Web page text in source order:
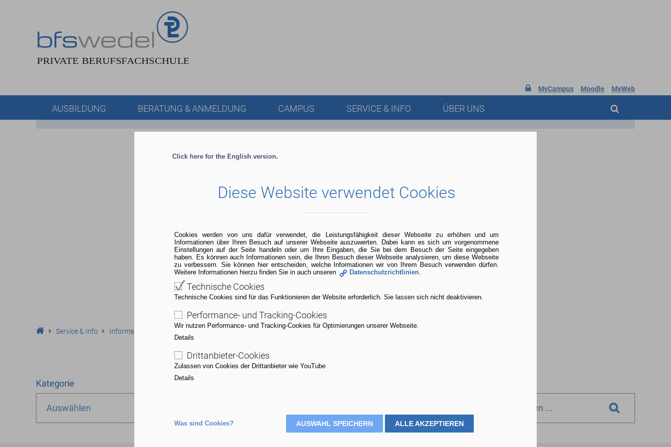
 MyCampus Moodle MyWeb
AUSBILDUNG BERATUNG & ANMELDUNG CAMPUS SERVICE & INFO ÜBER UNS
Service & Info Informationsangebote
Kategorie
Auswählen
Click here for the English version.
Diese Website verwendet Cookies
Cookies werden von uns dafür verwendet, die Leistungsfähigkeit dieser Webseite zu erhöhen und um
Informationen über Ihren Besuch auf unserer Webseite auszuwerten. Dabei kann es sich um vorgenommene
Einstellungen auf der Seite handeln oder um Ihre Eingaben, die Sie bei dem Besuch der Seite eingegeben
haben. Es können auch Informationen sein, die Ihren Besuch dieser Webseite analysieren, um diese Webseite
zu verbessern. Sie können hier entscheiden, welche Informationen wir von Ihrem Besuch verwenden dürfen.
Weitere Informationen hierzu finden Sie in auch unseren
Datenschutzrichtlinien.
Technische Cookies
Technische Cookies sind für das Funktionieren der Website erforderlich. Sie lassen sich nicht deaktivieren.
Performance- und Tracking-Cookies
Wir nutzen Performance- und Tracking-Cookies für Optimierungen unserer Webseite.
Details
Drittanbieter-Cookies
Zulassen von Cookies der Drittanbieter wie YouTube
Details
ALLE AKZEPTIEREN
AUSWAHL SPEICHERN
Was sind Cookies?